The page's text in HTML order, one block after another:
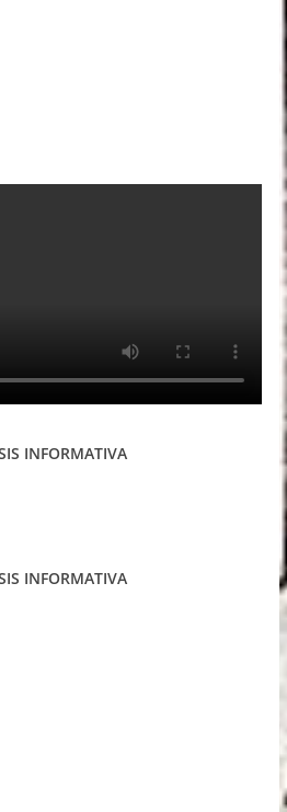
INFORMATIVA
INFORMATIVA